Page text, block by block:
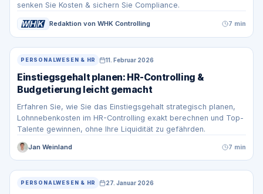
senken Sie Kosten & sichern Sie Compliance.
Redaktion von WHK Controlling 7 min
PERSONALWESEN & HR 11. Februar 2026
Einstiegsgehalt planen: HR-Controlling &
Budgetierung leicht gemacht
Erfahren Sie, wie Sie das Einstiegsgehalt strategisch planen,
Lohnnebenkosten im HR-Controlling exakt berechnen und Top-
Talente gewinnen, ohne Ihre Liquidität zu gefährden.
Jan Weinland 7 min
PERSONALWESEN & HR 27. Januar 2026